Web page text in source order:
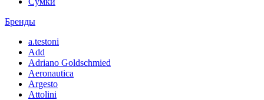
Бренды
a.testoni
Add
Adriano Goldschmied
Aeronautica
Argesto
Attolini